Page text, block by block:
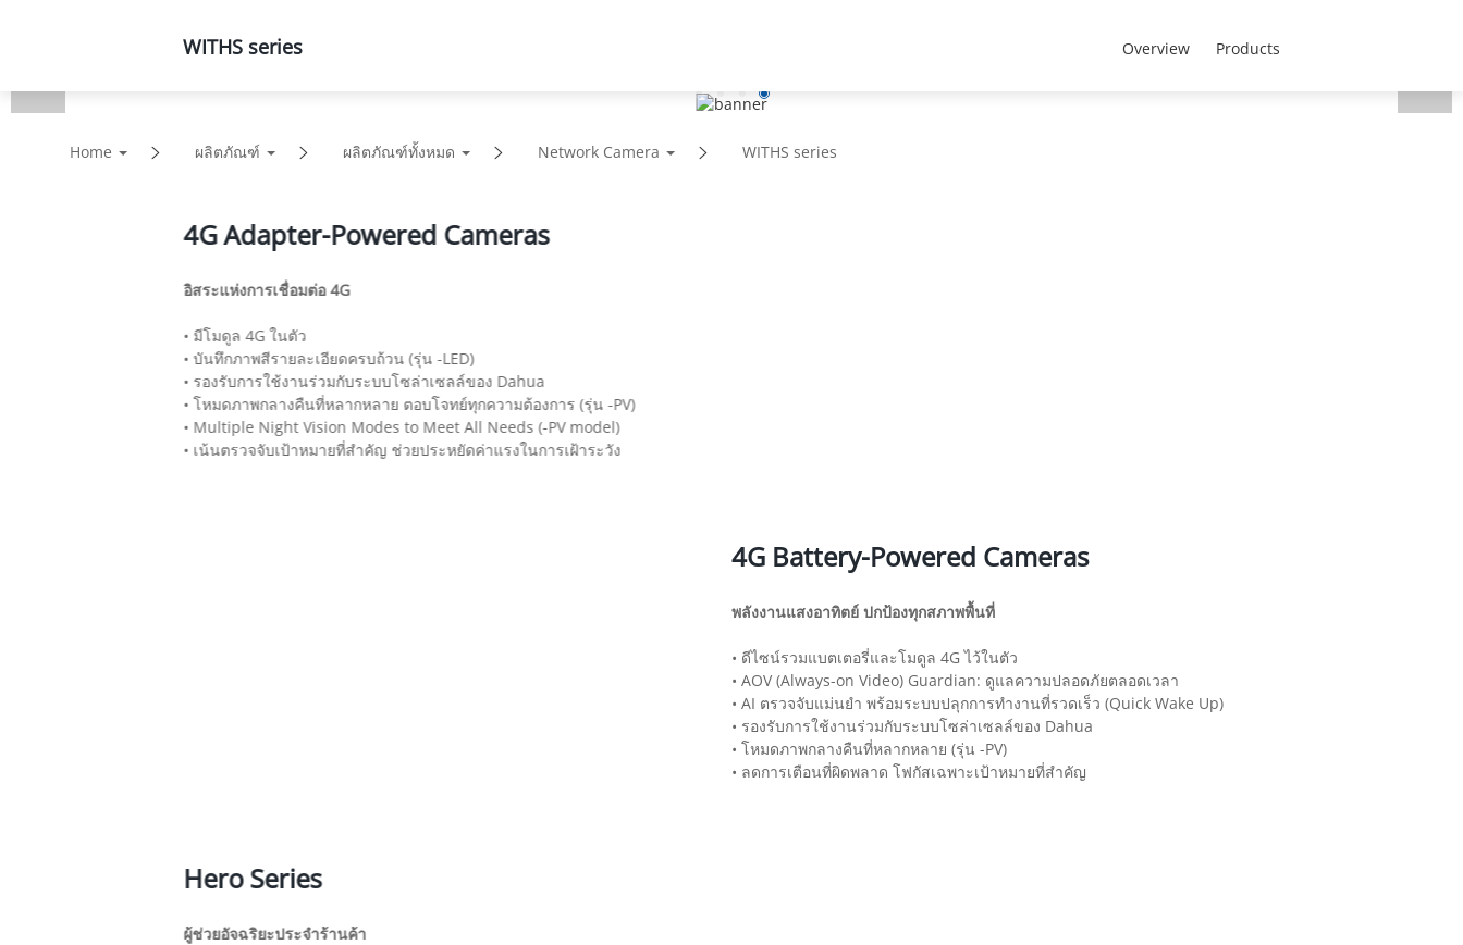
Thailand - ประเทศไทย
ผลิตภัณฑ์
Home ผลิตภัณฑ์ ผลิตภัณฑ์ทั้งหมด Network Camera WITHS series
WITHS series Overview Products
4G Adapter-Powered Cameras
อิสระแห่งการเชื่อมต่อ 4G
• มีโมดูล 4G ในตัว
• บันทึกภาพสีรายละเอียดครบถ้วน (รุ่น -LED)
• รองรับการใช้งานร่วมกับระบบโซล่าเซลล์ของ Dahua
• โหมดภาพกลางคืนที่หลากหลาย ตอบโจทย์ทุกความต้องการ (รุ่น -PV)
• Multiple Night Vision Modes to Meet All Needs (-PV model)
• เน้นตรวจจับเป้าหมายที่สำคัญ ช่วยประหยัดค่าแรงในการเฝ้าระวัง
4G Battery-Powered Cameras
พลังงานแสงอาทิตย์ ปกป้องทุกสภาพพื้นที่
• ดีไซน์รวมแบตเตอรี่และโมดูล 4G ไว้ในตัว
• AOV (Always-on Video) Guardian: ดูแลความปลอดภัยตลอดเวลา
• AI ตรวจจับแม่นยำ พร้อมระบบปลุกการทำงานที่รวดเร็ว (Quick Wake Up)
• รองรับการใช้งานร่วมกับระบบโซล่าเซลล์ของ Dahua
• โหมดภาพกลางคืนที่หลากหลาย (รุ่น -PV)
• ลดการเตือนที่ผิดพลาด โฟกัสเฉพาะเป้าหมายที่สำคัญ
Hero Series
ผู้ช่วยอัจฉริยะประจำร้านค้า